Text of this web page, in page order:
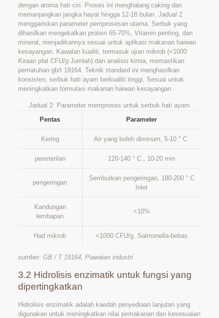
dengan aroma hati ciri. Proses ini menghalang caking dan
memanjangkan jangka hayat hingga 12-18 bulan. Jadual 2
menggariskan parameter pemprosesan utama. Serbuk yang
dihasilkan mengekalkan protein 65-70%, Vitamin penting, dan
mineral, menjadikannya sesuai untuk aplikasi makanan haiwan
kesayangan. Kawalan kualiti, termasuk ujian mikrob (<1000
Kiraan plat CFU/g Jumlah) dan analisis kimia, memastikan
pematuhan gb/t 19164. Teknik standard ini menghasilkan
konsisten, serbuk hati ayam berkualiti tinggi, Sesuai untuk
meningkatkan formulasi makanan haiwan kesayangan.
Jadual 2: Parameter memproses untuk serbuk hati ayam
Pentas
Parameter
Kering Air yang boleh diminum, 5-10 ° C.
pensterilan 120-140 ° C., 10-20 min
pengeringan
Semburkan pengeringan, 180-200 ° C
Inlet
Kandungan
lembapan
<10%
Had mikrob <1000 CFU/g, Salmonella-bebas
sumber: GB / T 19164, Piawaian industri
3.2 Hidrolisis enzimatik untuk fungsi yang
dipertingkatkan
Hidrolisis enzimatik adalah kaedah penyediaan lanjutan yang
digunakan untuk meningkatkan nilai pemakanan dan kesesuaian